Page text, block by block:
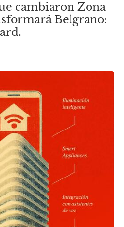
cambiaron Zona
Belgrano: